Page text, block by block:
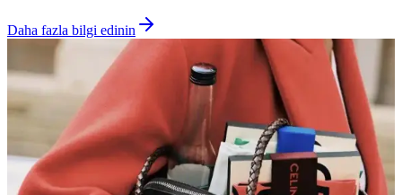
Daha fazla bilgi edinin